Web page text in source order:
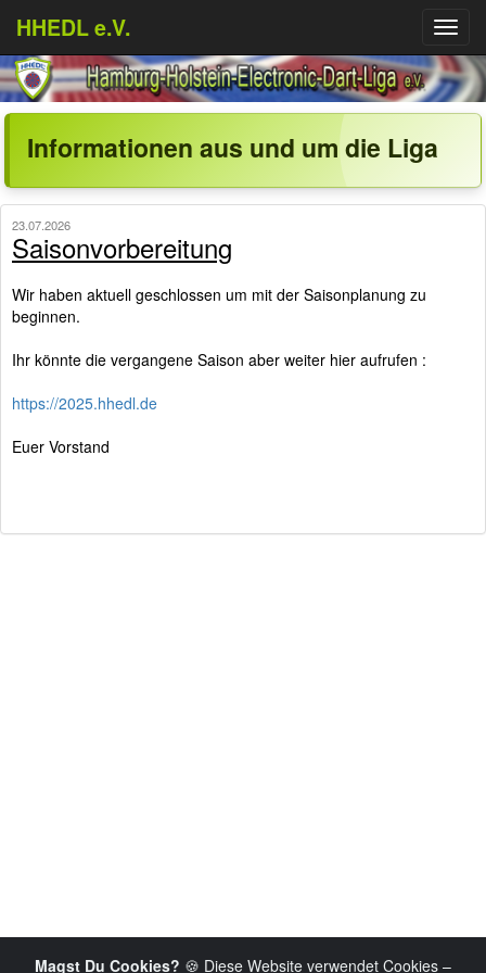
HHEDL e.V.
Menü
Informationen aus und um die Liga
23.07.2026
Saisonvorbereitung
Wir haben aktuell geschlossen um mit der Saisonplanung zu
beginnen.
Ihr könnte die vergangene Saison aber weiter hier aufrufen :
https://2025.hhedl.de
Euer Vorstand
Magst Du Cookies? 🍪 Diese Website verwendet Cookies –